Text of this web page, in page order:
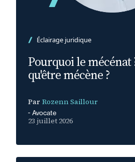
Éclairage juridique
Pourquoi le mécénat
qu'être mécène ?
Par Rozenn Saillour
Avocate
23 juillet 2026